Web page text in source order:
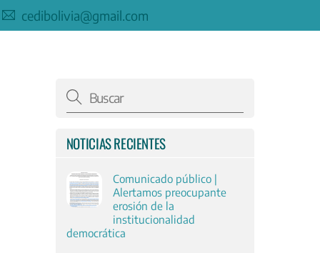
cedibolivia@gmail.com
NOTICIAS RECIENTES
Comunicado público |
Alertamos preocupante
erosión de la
institucionalidad
democrática